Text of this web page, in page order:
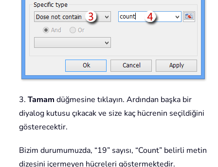
3. Tamam düğmesine tıklayın. Ardından başka bir
diyalog kutusu çıkacak ve size kaç hücrenin seçildiğini
gösterecektir.
Bizim durumumuzda, “19” sayısı, “Count” belirli metin
dizesini içermeyen hücreleri göstermektedir.